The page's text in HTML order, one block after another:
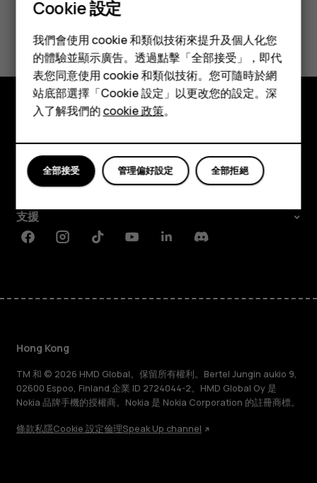
智慧型手機
功能型手機
配件
平板電腦
關於
Planet and people
支援
FacebookInstagramTiktokYoutubeLinkedinDiscord
Hong Kong
TM 和 © 2026 HMD Global。保留所有權利。Bertel Jungin aukio 9,
02600 Espoo, Finland.企業 ID 2724044-2。HMD Global Oy 是
Nokia 品牌手機的授權商。Nokia 是 Nokia Corporation 的註冊商標。
條款私隱Cookie 設定倫理Speak Up channel
Cookie 設定
我們會使用 cookie 和類似技術來提升及個人化您
的體驗並顯示廣告。透過點擊「全部接受」，即代
表您同意使用 cookie 和類似技術。您可隨時於網
站底部選擇「Cookie 設定」以更改您的設定。深
入了解我們的cookie 政策。
全部拒絕
管理偏好設定
全部接受